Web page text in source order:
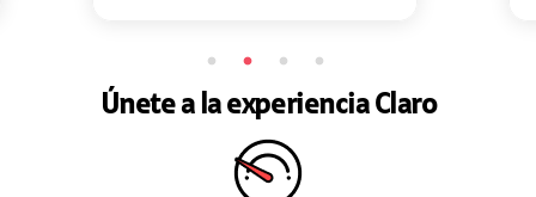
Únete a la experiencia Claro